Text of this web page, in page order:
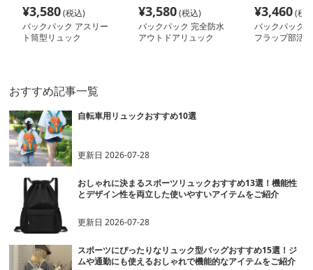
¥3,580(税込)
バックパック アスリー
ト筒型リュック
¥3,580(税込)
バックパック 完全防水
アウトドアリュック
¥3,460(税
バックパック
フラップ部活
おすすめ記事一覧
自転車用リュックおすすめ10選
更新日2026-07-28
おしゃれに決まるスポーツリュックおすすめ13選！機能性
とデザイン性を両立した使いやすいアイテムをご紹介
更新日2026-07-28
スポーツにぴったりなリュック型バッグおすすめ15選！ジ
ムや通勤にも使えるおしゃれで機能的なアイテムをご紹介